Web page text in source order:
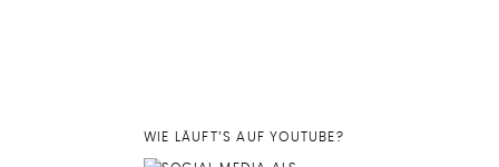
WIE LÄUFT’S AUF YOUTUBE?